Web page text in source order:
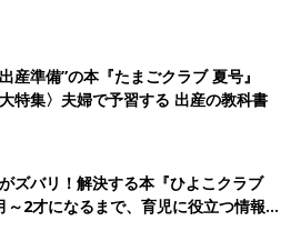
産準備”の本『たまごクラブ 夏号』
大特集〉夫婦で予習する 出産の教科書
ズバリ！解決する本『ひよこクラブ
2才になるまで、育児に役立つ情報が